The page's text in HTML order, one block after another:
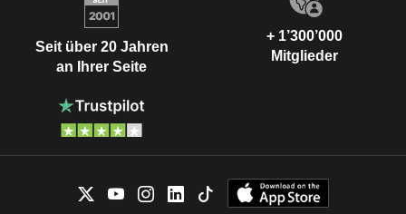
Seit über 20 Jahren
an Ihrer Seite
+ 1’300’000
Mitglieder